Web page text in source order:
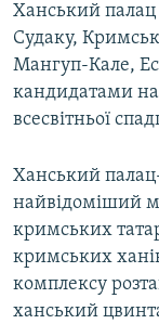
Ханський палац
Судаку,
Мангуп-Кале,
кандидатами на
всесвітньої
Ханський
найвідоміший
кримських
кримських
комплексу
ханський